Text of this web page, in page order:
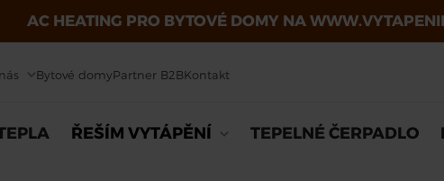
AC HEATING PRO BYTOVÉ DOMY NA
Bytové domyPartner B2BKontakt
ŘEŠÍM VYTÁPĚNÍ TEPELNÉ ČERPADLO